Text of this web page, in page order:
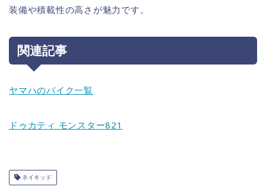
装備や積載性の高さが魅力です。
関連記事
ヤマハのバイク一覧
ドゥカティ モンスター821
ネイキッド